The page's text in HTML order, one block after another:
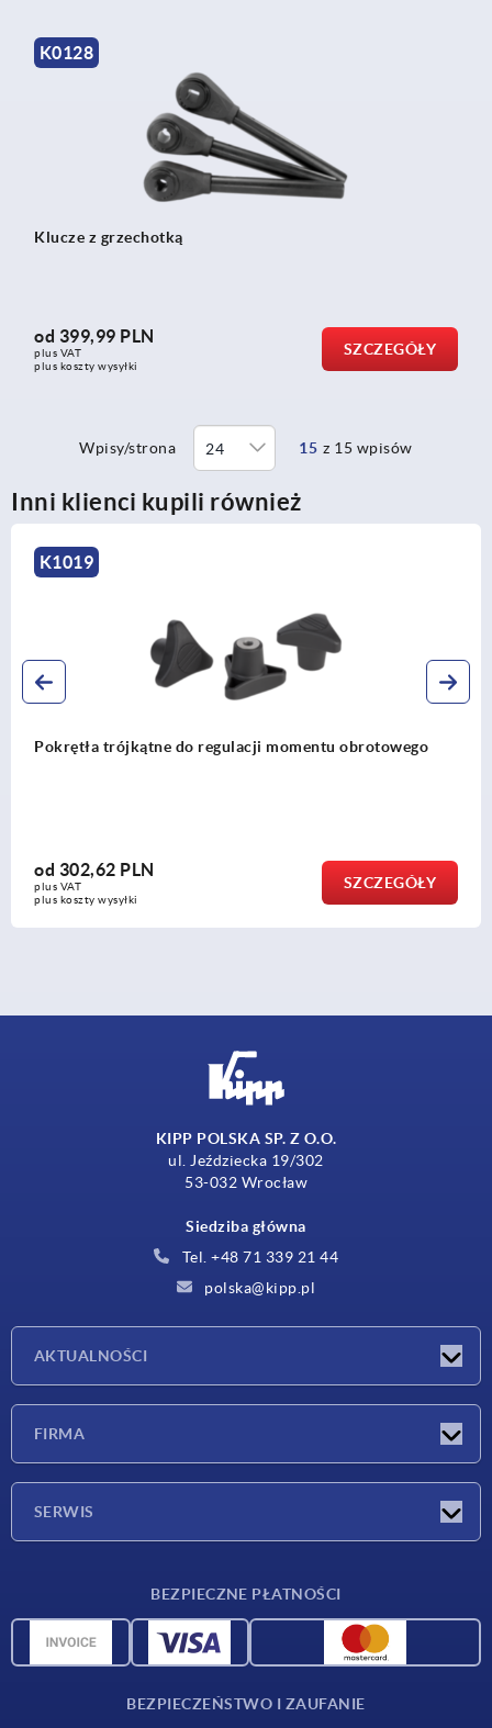
K0128
Klucze z grzechotką
od 399,99 PLN
plus VAT
plus koszty wysyłki
SZCZEGÓŁY
Wpisy/strona 15 z 15 wpisów
Inni klienci kupili również
K1019
Pokrętła trójkątne do regulacji momentu obrotowego
od 302,62 PLN
plus VAT
plus koszty wysyłki
SZCZEGÓŁY
KIPP POLSKA SP. Z O.O.
ul. Jeździecka 19/302
53-032 Wrocław
Siedziba główna
Tel. +48 71 339 21 44
polska@kipp.pl
AKTUALNOŚCI
FIRMA
SERWIS
Dane CAD
BEZPIECZNE PŁATNOŚCI
BEZPIECZEŃSTWO I ZAUFANIE